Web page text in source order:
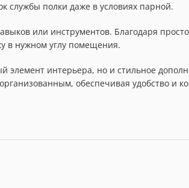
службы полки даже в условиях парной.
или инструментов. Благодаря
в нужном углу помещения.
элемент интерьера, но и стильное
обеспечивая удобство и